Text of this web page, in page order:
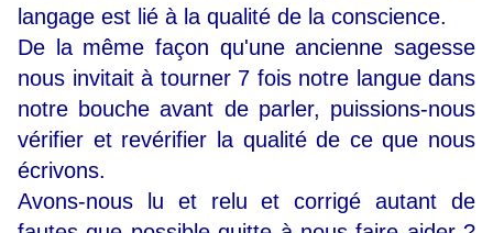
langage est lié à la qualité de la conscience.
De la même façon qu'une ancienne sagesse
nous invitait à tourner 7 fois notre langue dans
notre bouche avant de parler, puissions-nous
vérifier et revérifier la qualité de ce que nous
écrivons.
Avons-nous lu et relu et corrigé autant de